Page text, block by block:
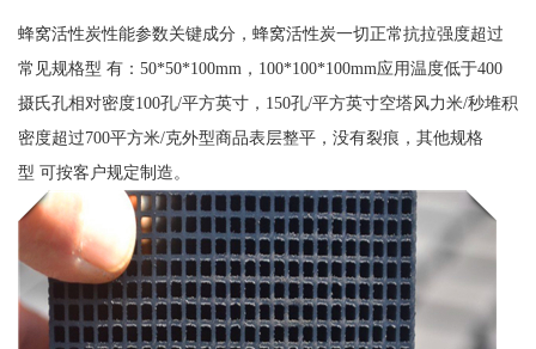
蜂窝活性炭性能参数关键成分，蜂窝活性炭一切正常抗拉强度超过
常见规格型 有：50*50*100mm，100*100*100mm应用温度低于400
摄氏孔相对密度100孔/平方英寸，150孔/平方英寸空塔风力米/秒堆积
密度超过700平方米/克外型商品表层整平，没有裂痕，其他规格
型 可按客户规定制造。